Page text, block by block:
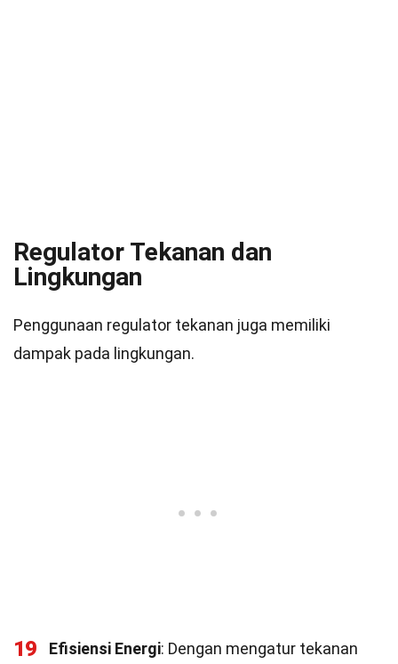
Regulator Tekanan dan
Lingkungan
Penggunaan regulator tekanan juga memiliki
dampak pada lingkungan.
19 Efisiensi Energi: Dengan mengatur tekanan